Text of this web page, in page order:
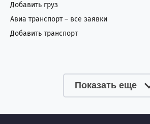
Добавить груз
Авиа транспорт – все заявки
Добавить транспорт
Показать еще